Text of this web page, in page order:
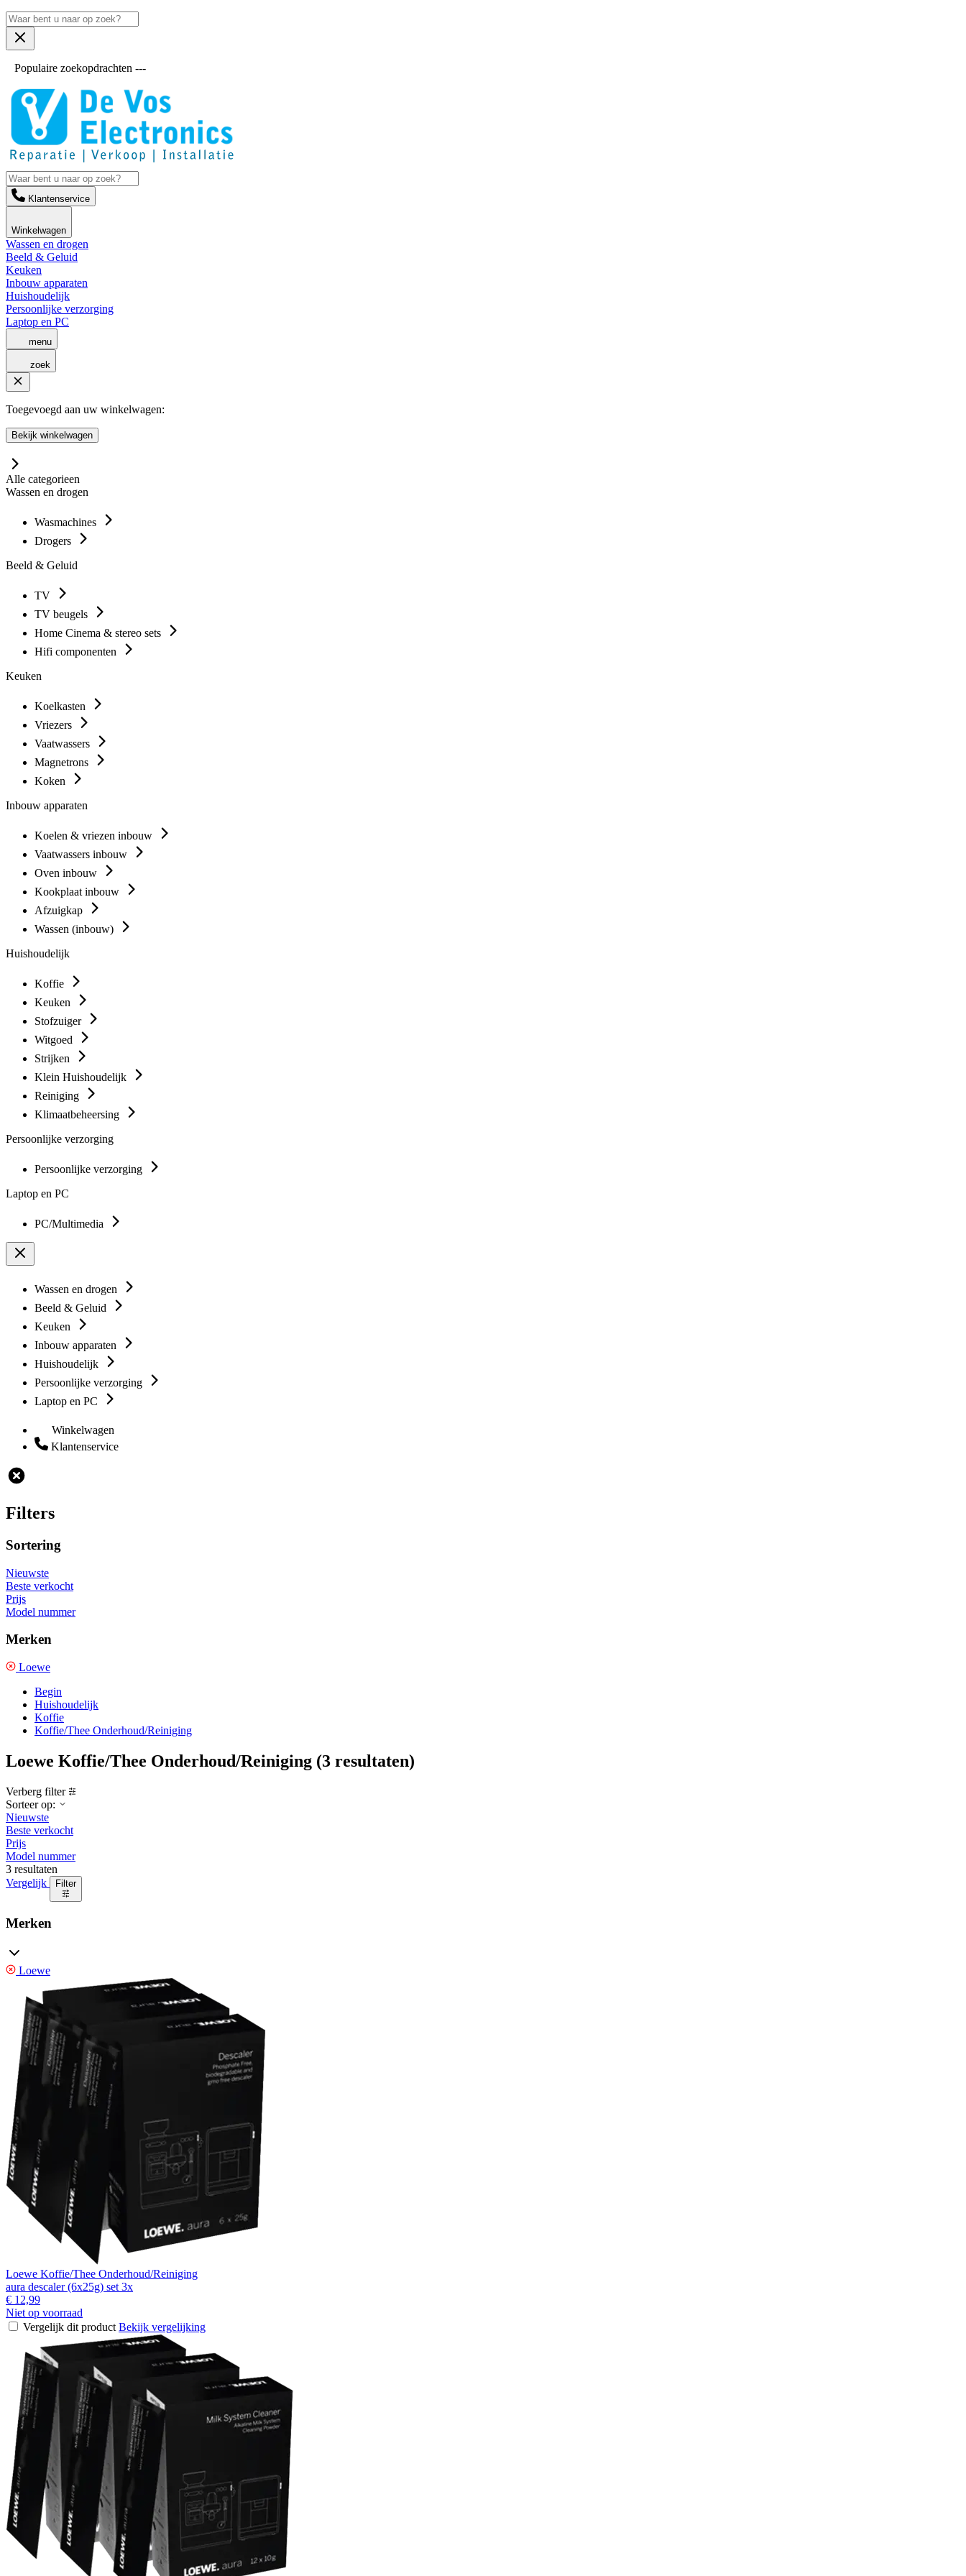
Populaire zoekopdrachten ---
Klantenservice
Winkelwagen
Wassen en drogen
Beeld & Geluid
Keuken
Inbouw apparaten
Huishoudelijk
Persoonlijke verzorging
Laptop en PC
menu
zoek
Toegevoegd aan uw winkelwagen:
Bekijk winkelwagen
Alle categorieen
Wassen en drogen
Wasmachines
Drogers
Beeld & Geluid
TV
TV beugels
Home Cinema & stereo sets
Hifi componenten
Keuken
Koelkasten
Vriezers
Vaatwassers
Magnetrons
Koken
Inbouw apparaten
Koelen & vriezen inbouw
Vaatwassers inbouw
Oven inbouw
Kookplaat inbouw
Afzuigkap
Wassen (inbouw)
Huishoudelijk
Koffie
Keuken
Stofzuiger
Witgoed
Strijken
Klein Huishoudelijk
Reiniging
Klimaatbeheersing
Persoonlijke verzorging
Persoonlijke verzorging
Laptop en PC
PC/Multimedia
Wassen en drogen
Beeld & Geluid
Keuken
Inbouw apparaten
Huishoudelijk
Persoonlijke verzorging
Laptop en PC
Winkelwagen
Klantenservice
Filters
Sortering
Nieuwste
Beste verkocht
Prijs
Model nummer
Merken
Loewe
Begin
Huishoudelijk
Koffie
Koffie/Thee Onderhoud/Reiniging
Loewe Koffie/Thee Onderhoud/Reiniging (3 resultaten)
Verberg filter
Sorteer op:
Nieuwste
Beste verkocht
Prijs
Model nummer
3 resultaten
Vergelijk
Filter
Merken
Loewe
Loewe Koffie/Thee Onderhoud/Reiniging
aura descaler (6x25g) set 3x
€ 12,99
Niet op voorraad
Vergelijk dit product Bekijk vergelijking